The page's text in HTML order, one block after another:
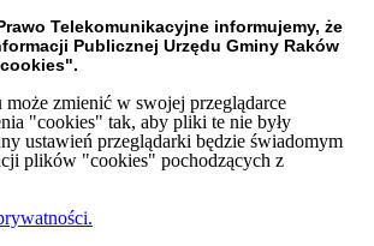
Telekomunikacyjne informujemy, że
Publicznej Urzędu Gminy Raków
zmienić w swojej przeglądarce
"cookies" tak, aby pliki te nie były
ustawień przeglądarki będzie świadomym
plików "cookies" pochodzących z